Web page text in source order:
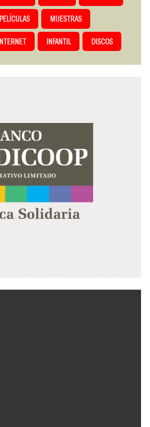
PELÍCULAS MUESTRAS
INTERNET INFANTIL DISCOS